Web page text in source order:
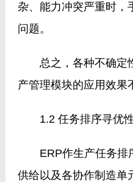
杂、能力冲突严重时，
问题。
总之，各种不确定
产管理模块的应用效果
1.2 任务排序寻优
ERP作生产任务排
供给以及各协作制造单